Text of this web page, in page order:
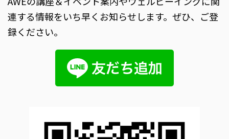
連する情報をいち早くお知らせします。ぜひ、ご登
録ください。